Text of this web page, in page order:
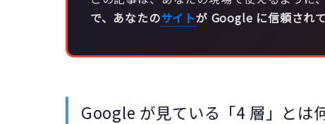
で、あなたのサイトが Google に信頼され
Google が見ている「4 層」とは